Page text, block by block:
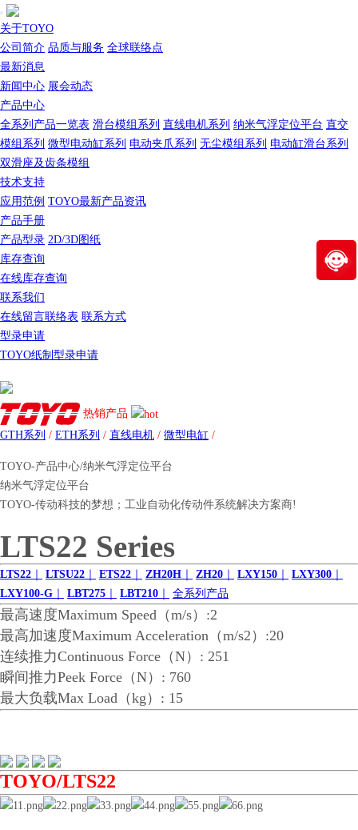
关于TOYO
公司简介 品质与服务 全球联络点
最新消息
新闻中心 展会动态
产品中心
全系列产品一览表 滑台模组系列 直线电机系列 纳米气浮定位平台 直交
模组系列 微型电动缸系列 电动夹爪系列 无尘模组系列 电动缸滑台系列
双滑座及齿条模组
技术支持
应用范例 TOYO最新产品资讯
产品手册
产品型录 2D/3D图纸
库存查询
在线库存查询
联系我们
在线留言联络表 联系方式
型录申请
TOYO纸制型录申请
热销产品
GTH系列 / ETH系列 / 直线电机 / 微型电缸 /
TOYO-产品中心/纳米气浮定位平台
纳米气浮定位平台
TOYO-传动科技的梦想；工业自动化传动件系统解决方案商!
LTS22 Series
LTS22 LTSU22 ETS22 ZH20H ZH20 LXY150 LXY300
LXY100-G
LBT275 LBT210 全系列产品
最高速度Maximum Speed（m/s）:2
最高加速度Maximum Acceleration（m/s2）:20
连续推力Continuous Force（N）: 251
瞬间推力Peek Force（N）: 760
最大负载Max Load（kg）: 15
TOYO/LTS22